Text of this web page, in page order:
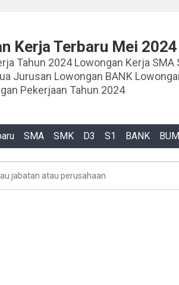
Kerja Terbaru Mei 2024
Kerja SMA SMK D3 S1 Loker
Jurusan Lowongan BANK
Pekerjaan Tahun 2024
SMA SMK D3 S1 BANK